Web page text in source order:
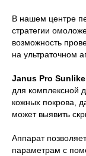
В нашем центре
стратегии
возможность
на ультраточном
Janus Pro Sunlike
для комплексной
кожных покрова,
может выявить
Аппарат
параметрам с